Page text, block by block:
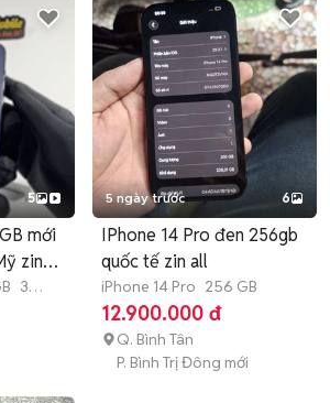
5
mới
zin
3
5 ngày trước 6
IPhone 14 Pro đen 256gb
quốc tế zin all
iPhone 14 Pro 256 GB
12.900.000 đ
Q. Bình Tân
P. Bình Trị Đông mới